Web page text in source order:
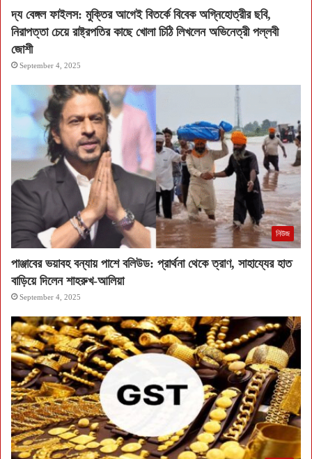
দ্য বেঙ্গল ফাইলস: মুক্তির আগেই বিতর্কে বিবেক অগ্নিহোত্রীর ছবি,
নিরাপত্তা চেয়ে রাষ্ট্রপতির কাছে খোলা চিঠি লিখলেন অভিনেত্রী পল্লবী
জোশী
September 4, 2025
নিউজ
পাঞ্জাবের ভয়াবহ বন্যায় পাশে বলিউড: প্রার্থনা থেকে ত্রাণ, সাহায্যের হাত
বাড়িয়ে দিলেন শাহরুখ-আলিয়া
September 4, 2025